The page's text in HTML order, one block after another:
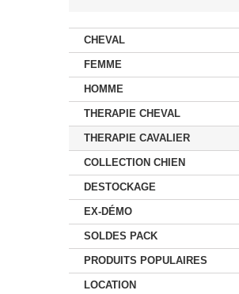
CHEVAL
FEMME
HOMME
THERAPIE CHEVAL
THERAPIE CAVALIER
COLLECTION CHIEN
DESTOCKAGE
EX-DÉMO
SOLDES PACK
PRODUITS POPULAIRES
LOCATION